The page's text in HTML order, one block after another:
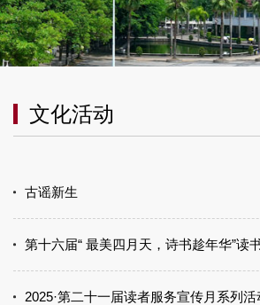
文化活动
古谣新生
第十六届“ 最美四月天，诗书趁年华”读
2025·第二十一届读者服务宣传月系列活